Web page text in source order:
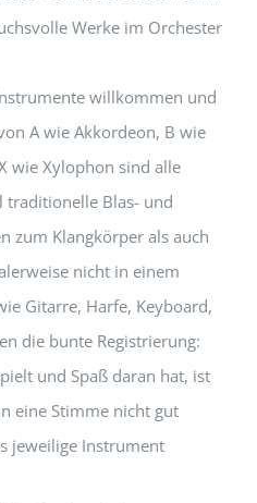
Werke im Orchester
willkommen und
A wie Akkordeon, B wie
wie Xylophon sind alle
traditionelle Blas- und
zum Klangkörper als auch
nicht in einem
Gitarre, Harfe, Keyboard,
die bunte Registrierung:
und Spaß daran hat, ist
eine Stimme nicht gut
jeweilige Instrument